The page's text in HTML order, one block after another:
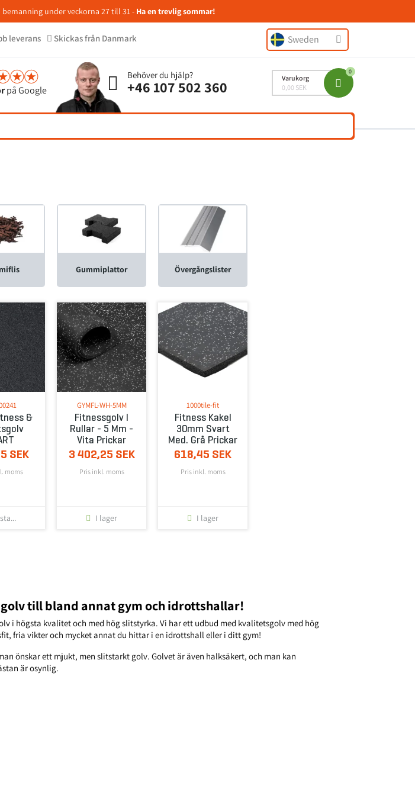
under veckorna 27 till 31 - Ha en trevlig sommar!
leverans Skickas från Danmark Sweden
på Google
Behöver du hjälp?
+46 107 502 360
Varukorg
0,00 SEK
Gummiplattor Övergångslister
&
SEK
moms
GYMFL-WH-5MM
Fitnessgolv I
Rullar - 5 Mm -
Vita Prickar
3 402,25 SEK
Pris inkl. moms
I lager
1000tile-fit
Fitness Kakel
30mm Svart
Med. Grå Prickar
618,45 SEK
Pris inkl. moms
I lager
till bland annat gym och idrottshallar!
i högsta kvalitet och med hög slitstyrka. Vi har ett udbud med kvalitetsgolv med hög
fria vikter och mycket annat du hittar i en idrottshall eller i ditt gym!
önskar ett mjukt, men slitstarkt golv. Golvet är även halksäkert, och man kan
är osynlig.